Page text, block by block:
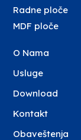
Radne ploče
MDF ploče
O Nama
Usluge
Download
Kontakt
Obaveštenja